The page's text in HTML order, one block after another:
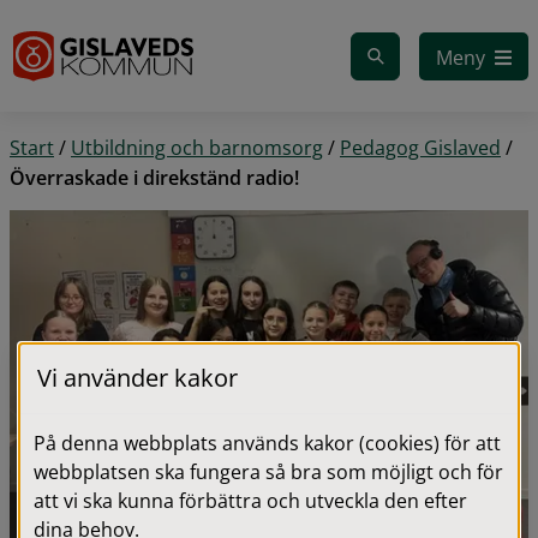
Meny
Start/ Utbildning och barnomsorg/ Pedagog Gislaved /
Överraskade i direkständ radio!
Vi använder kakor
På denna webbplats används kakor (cookies) för att
webbplatsen ska fungera så bra som möjligt och för
att vi ska kunna förbättra och utveckla den efter
dina behov.